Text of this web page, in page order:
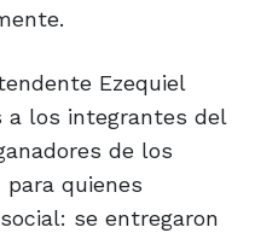
Ezequiel
a los integrantes del
de los
quienes
se entregaron